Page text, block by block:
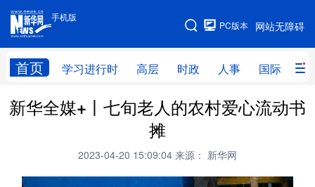
手机版
网站无障碍
PC版本
首页 学习进行时 高层 时政 人事 国际 财
手机版
网站地图
学习进行时 高层 时政 人事
全球连线
新华全媒+丨七旬老人的农村爱心流动书
摊
2023-04-20 15:09:04 来源： 新华网